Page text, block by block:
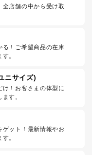
全店舗の中から受け取
る！ご希望商品の在庫
。
ニサイズ)
！お客さまの体型に
す。
ゲット！最新情報やお
。